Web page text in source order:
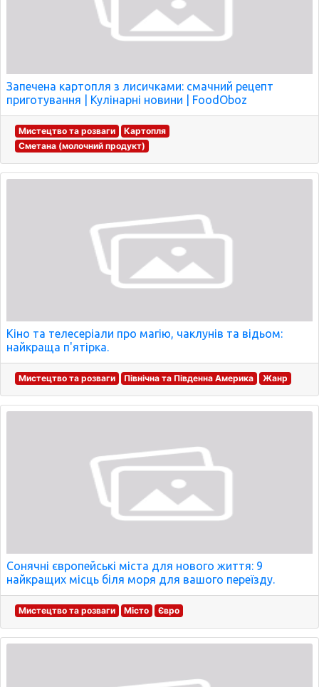
Запечена картопля з лисичками: смачний рецепт
приготування | Кулінарні новини | FoodOboz
Мистецтво та розваги
Картопля
Сметана (молочний продукт)
Кіно та телесеріали про магію, чаклунів та відьом:
найкраща п'ятірка.
Мистецтво та розваги Північна та Південна Америка Жанр
Сонячні європейські міста для нового життя: 9
найкращих місць біля моря для вашого переїзду.
Мистецтво та розваги Місто Євро